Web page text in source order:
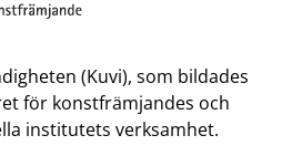
(Kuvi), som bildades
för konstfrämjandes och
institutets verksamhet.